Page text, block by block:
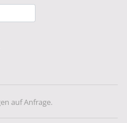
auf Anfrage.